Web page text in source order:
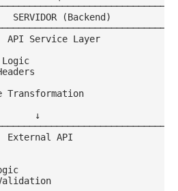
(Backend)
Service Layer
Logic
Headers
Transformation
↓
API
Logic
Validation